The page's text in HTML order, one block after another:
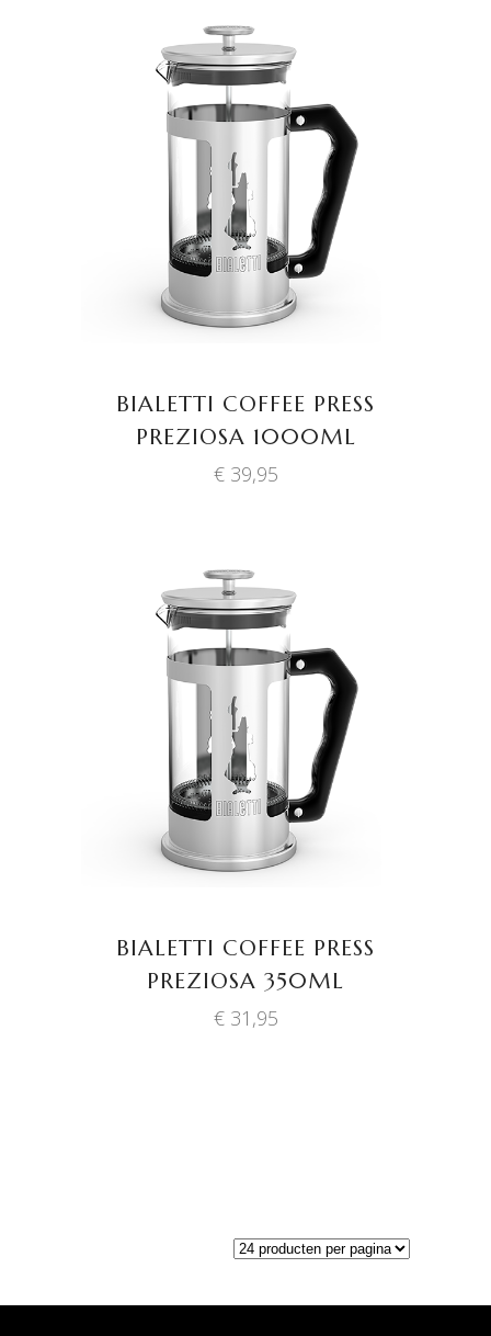
TOEVOEGEN AAN
WINKELWAGEN
BIALETTI COFFEE PRESS
PREZIOSA 1000ML
€39,95
TOEVOEGEN AAN
WINKELWAGEN
BIALETTI COFFEE PRESS
PREZIOSA 350ML
€31,95